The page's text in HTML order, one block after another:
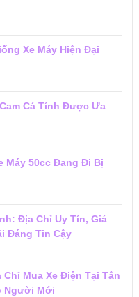
Xe Máy Hiện Đại
Cá Tính Được Ưa
Máy 50cc Đang Đi Bị
Địa Chỉ Uy Tín, Giá
Đáng Tin Cậy
Mua Xe Điện Tại Tân
Người Mới